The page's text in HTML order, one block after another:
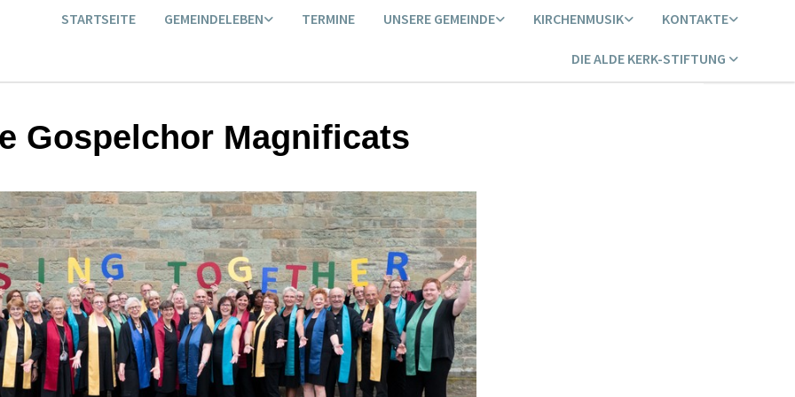
STARTSEITE GEMEINDELEBEN TERMINE UNSERE GEMEINDE KIRCHENMUSIK KONTAKTE
DIE ALDE KERK-STIFTUNG
Gospelchor Magnificats